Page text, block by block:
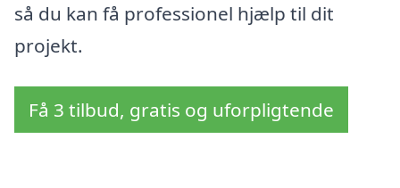
så du kan få professionel hjælp til dit
projekt.
Få 3 tilbud, gratis og uforpligtende